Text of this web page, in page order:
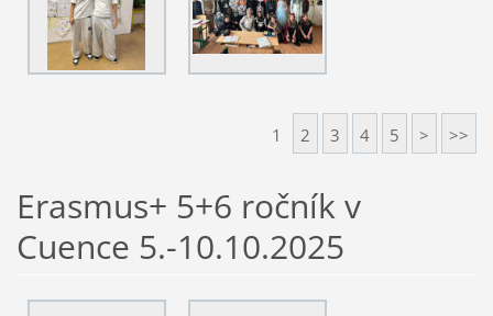
1 2 3 4 5 > >>
Erasmus+ 5+6 ročník v
Cuence 5.-10.10.2025